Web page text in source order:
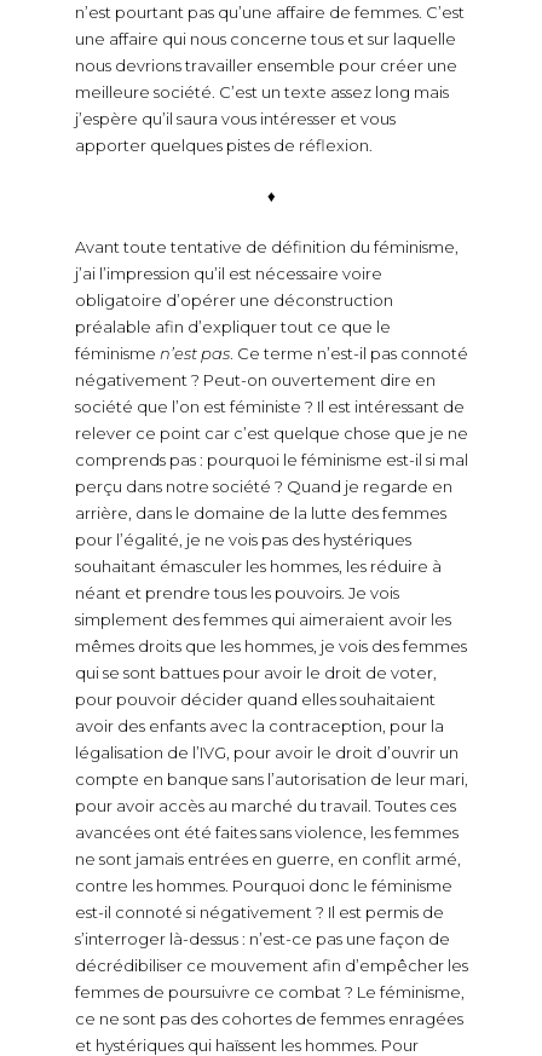
n’est pourtant pas qu’une affaire de femmes. C’est
une affaire qui nous concerne tous et sur laquelle
nous devrions travailler ensemble pour créer une
meilleure société. C’est un texte assez long mais
j’espère qu’il saura vous intéresser et vous
apporter quelques pistes de réflexion.
♦
Avant toute tentative de définition du féminisme,
j’ai l’impression qu’il est nécessaire voire
obligatoire d’opérer une déconstruction
préalable afin d’expliquer tout ce que le
féminisme n’est pas. Ce terme n’est-il pas connoté
négativement ? Peut-on ouvertement dire en
société que l’on est féministe ? Il est intéressant de
relever ce point car c’est quelque chose que je ne
comprends pas : pourquoi le féminisme est-il si mal
perçu dans notre société ? Quand je regarde en
arrière, dans le domaine de la lutte des femmes
pour l’égalité, je ne vois pas des hystériques
souhaitant émasculer les hommes, les réduire à
néant et prendre tous les pouvoirs. Je vois
simplement des femmes qui aimeraient avoir les
mêmes droits que les hommes, je vois des femmes
qui se sont battues pour avoir le droit de voter,
pour pouvoir décider quand elles souhaitaient
avoir des enfants avec la contraception, pour la
légalisation de l’IVG, pour avoir le droit d’ouvrir un
compte en banque sans l’autorisation de leur mari,
pour avoir accès au marché du travail. Toutes ces
avancées ont été faites sans violence, les femmes
ne sont jamais entrées en guerre, en conflit armé,
contre les hommes. Pourquoi donc le féminisme
est-il connoté si négativement ? Il est permis de
s’interroger là-dessus : n’est-ce pas une façon de
décrédibiliser ce mouvement afin d’empêcher les
femmes de poursuivre ce combat ? Le féminisme,
ce ne sont pas des cohortes de femmes enragées
et hystériques qui haïssent les hommes. Pour